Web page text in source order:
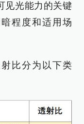
见光能力的关键
程度和适用场
比分为以下类